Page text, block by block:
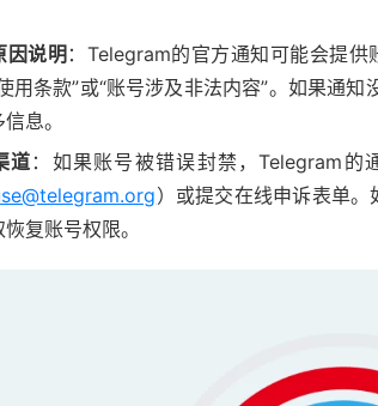
因说明 ：Telegram的官方通知可能会提供
用条款”或“账号涉及非法内容”。如果通
息。
道 ：如果账号被错误封禁，Telegram
）或提交在线申诉表单。
复账号权限。